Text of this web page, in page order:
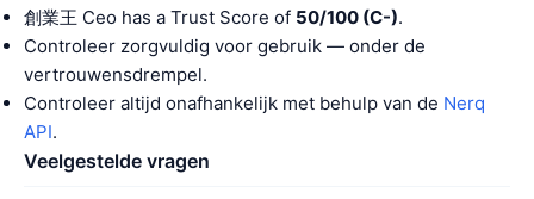
創業王 Ceo has a Trust Score of 50/100 (C-).
Controleer zorgvuldig voor gebruik — onder de
vertrouwensdrempel.
Controleer altijd onafhankelijk met behulp van de Nerq
API.
Veelgestelde vragen